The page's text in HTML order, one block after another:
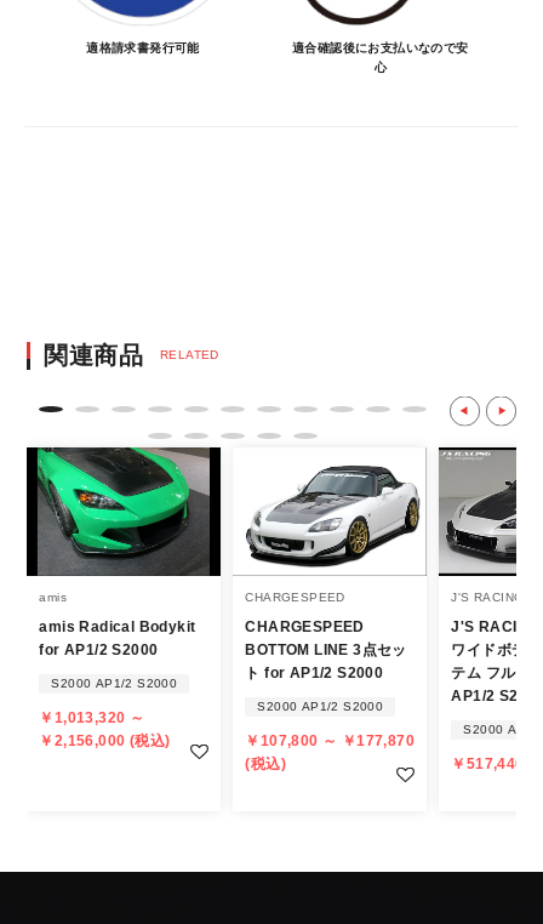
・ご注文後にメーカー確認を行い、商品が愛
車に合うことを確認してから決済となりま
決済後の正式注文後のキャンセルや変更につい
て
・決済後の正式注文後のキャンセルや変更は
不可となりますので、商品やカラー等、お間
違い無いようお願い致します。
※商品写真は実際の商品とカラーやイメー
ジが若干異なる場合もございます。
商品名や説明等でご確認ください。
発送について
・エアロパーツ・マフラー等の大型商品は、
個人宅への直送・営業所止めができないこと
があることはご了承ください。
また、小さな商品でも、メーカーによって
・発送先に、塗装・取付店等の業者様をご指
適格請求書発行可能
適合確認後にお支払いなので安
心
関連商品 RELATED
amis
amis Radical Bodykit
for AP1/2 S2000
S2000 AP1/2 S2000
￥1,013,320 ～
￥2,156,000 (税込)
CHARGESPEED
CHARGESPEED
BOTTOM LINE 3点セッ
ト for AP1/2 S2000
S2000 AP1/2 S2000
￥107,800 ～ ￥177,870
(税込)
J'S RACING
J'S RACING
ワイドボデ
テム フルキ
AP1/2
S2000 AP1/
￥517,440 (